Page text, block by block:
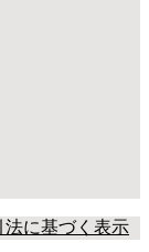
法に基づく表示